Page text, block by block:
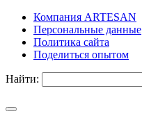
Компания ARTESAN
Персональные данные
Политика сайта
Поделиться опытом
Найти: